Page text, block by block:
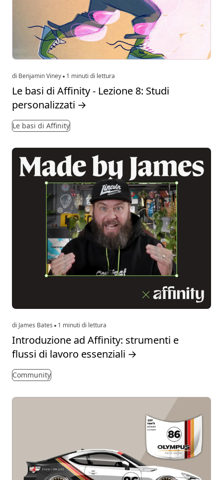
di Benjamin Viney 1 minuti di lettura
Le basi di Affinity - Lezione 8: Studi
personalizzati →
Le basi di Affinity
di James Bates 1 minuti di lettura
Introduzione ad Affinity: strumenti e
flussi di lavoro essenziali →
Community